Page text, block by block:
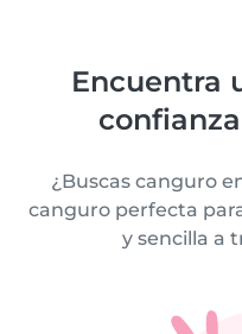
Encuentra
¿Buscas canguro
canguro perfecta
y sencilla a